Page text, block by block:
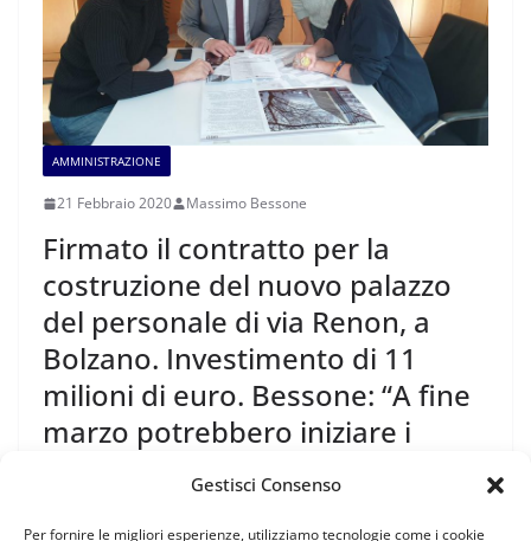
Gestisci Consenso
Per fornire le migliori esperienze, utilizziamo tecnologie come i cookie
AMMINISTRAZIONE
21 Febbraio 2020 Massimo Bessone
Firmato il contratto per la
costruzione del nuovo palazzo
del personale di via Renon, a
Bolzano. Investimento di 11
milioni di euro. Bessone: “A fine
marzo potrebbero iniziare i